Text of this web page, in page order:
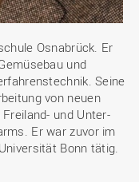
Osnabrück. Er
und
Seine
von neuen
und Unter-
Er war zuvor im
Bonn tätig.